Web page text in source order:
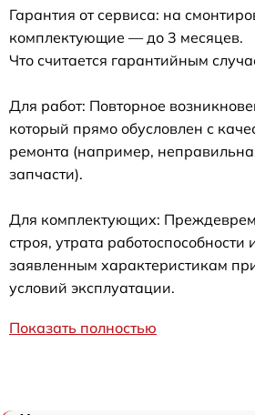
Гарантия от сервиса: на
комплектующие — до 3 месяцев.
Что считается гарантийным
Для работ: Повторное
который прямо обусловлен с
ремонта (например,
запчасти).
Для комплектующих:
строя, утрата работоспособности
заявленным характеристикам
условий эксплуатации.
Показать полностью